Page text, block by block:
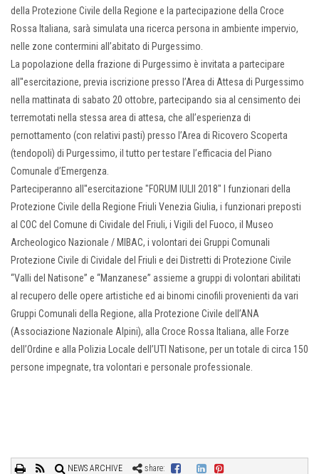
della Protezione Civile della Regione e la partecipazione della Croce
Rossa Italiana, sarà simulata una ricerca persona in ambiente impervio,
nelle zone contermini all’abitato di Purgessimo.
La popolazione della frazione di Purgessimo è invitata a partecipare
all''esercitazione, previa iscrizione presso l’Area di Attesa di Purgessimo
nella mattinata di sabato 20 ottobre, partecipando sia al censimento dei
terremotati nella stessa area di attesa, che all’esperienza di
pernottamento (con relativi pasti) presso l’Area di Ricovero Scoperta
(tendopoli) di Purgessimo, il tutto per testare l’efficacia del Piano
Comunale d’Emergenza.
Parteciperanno all''esercitazione "FORUM IULII 2018" I funzionari della
Protezione Civile della Regione Friuli Venezia Giulia, i funzionari preposti
al COC del Comune di Cividale del Friuli, i Vigili del Fuoco, il Museo
Archeologico Nazionale / MIBAC, i volontari dei Gruppi Comunali
Protezione Civile di Cividale del Friuli e dei Distretti di Protezione Civile
“Valli del Natisone” e “Manzanese” assieme a gruppi di volontari abilitati
al recupero delle opere artistiche ed ai binomi cinofili provenienti da vari
Gruppi Comunali della Regione, alla Protezione Civile dell’ANA
(Associazione Nazionale Alpini), alla Croce Rossa Italiana, alle Forze
dell’Ordine e alla Polizia Locale dell’UTI Natisone, per un totale di circa 150
persone impegnate, tra volontari e personale professionale.
NEWS ARCHIVE share: